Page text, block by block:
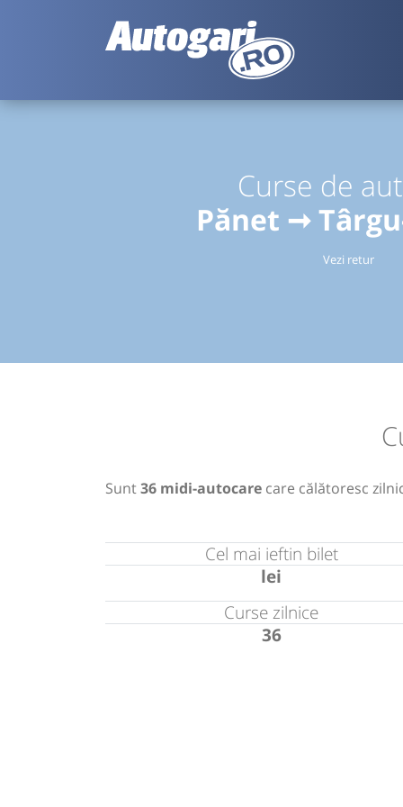
Curse de
Pănet ➞
Vezi retur
Sunt36 midi-autocare care călătoresc
Cel mai ieftin bilet
lei
Curse zilnice
36